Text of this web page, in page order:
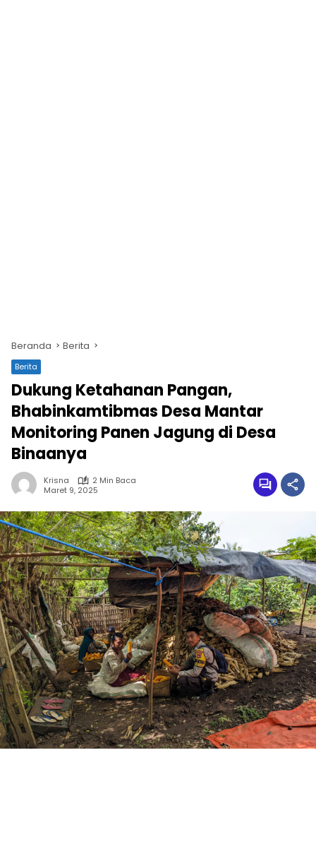
Beranda Berita
Berita
Dukung Ketahanan Pangan,
Bhabinkamtibmas Desa Mantar
Monitoring Panen Jagung di Desa
Binaanya
Krisna
2 Min Baca
Maret 9, 2025